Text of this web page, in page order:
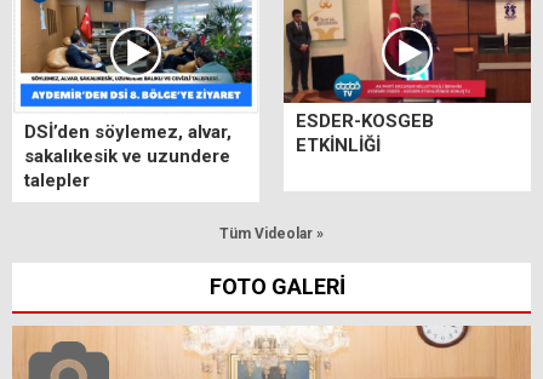
DSİ’den söylemez, alvar,
sakalıkesik ve uzundere
talepler
ESDER-KOSGEB
ETKİNLİĞİ
Tüm Videolar »
FOTO GALERİ